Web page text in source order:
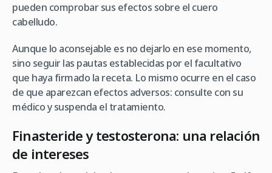
pueden comprobar sus efectos sobre el cuero
cabelludo.
Aunque lo aconsejable es no dejarlo en ese momento,
sino seguir las pautas establecidas por el facultativo
que haya firmado la receta. Lo mismo ocurre en el caso
de que aparezcan efectos adversos: consulte con su
médico y suspenda el tratamiento.
Finasteride y testosterona: una relación
de intereses